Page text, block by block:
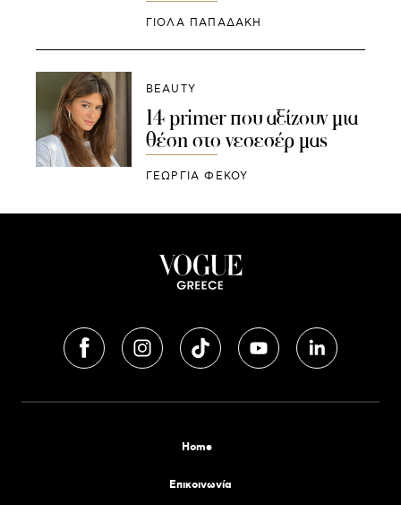
ΓΙΌΛΑ ΠΑΠΑΔΆΚΗ
BEAUTY
14 primer που αξίζουν μια
θέση στο νεσεσέρ μας
ΓΕΩΡΓΙΑ ΦΕΚΟΥ
Home
Επικοινωνία